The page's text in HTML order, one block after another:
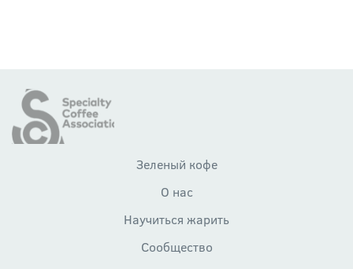
Зеленый кофе
О нас
Научиться жарить
Сообщество